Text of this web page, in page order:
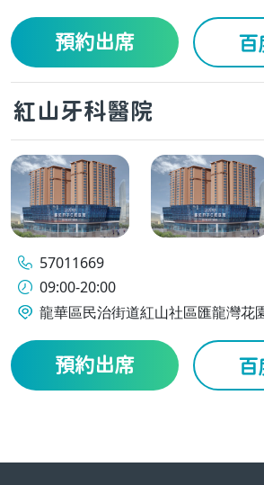
預約出席 百
紅山牙科醫院
57011669
09:00-20:00
龍華區民治街道紅山社區匯龍灣花
預約出席 百